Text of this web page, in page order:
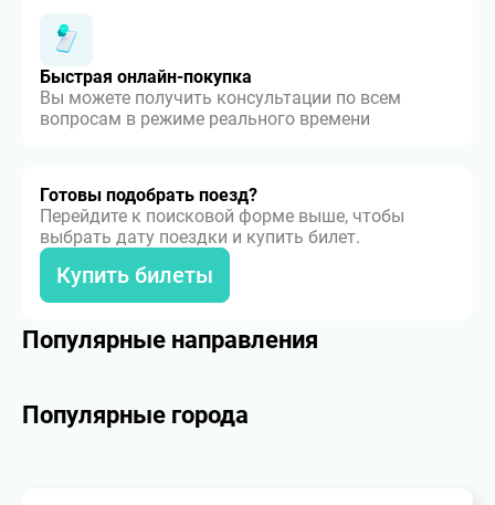
Быстрая онлайн-покупка
Вы можете получить консультации по всем
вопросам в режиме реального времени
Готовы подобрать поезд?
Перейдите к поисковой форме выше, чтобы
выбрать дату поездки и купить билет.
Купить билеты
Популярные направления
Популярные города